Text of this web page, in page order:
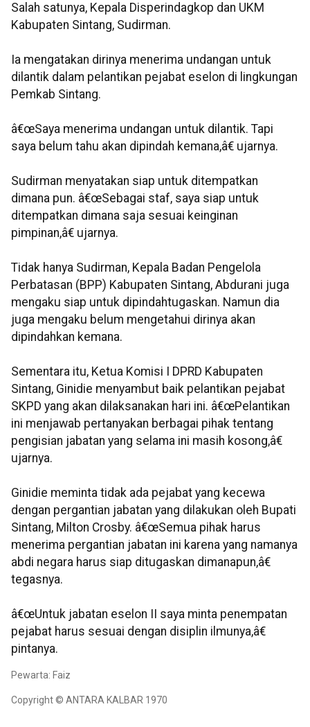
Salah satunya, Kepala Disperindagkop dan UKM
Kabupaten Sintang, Sudirman.
Ia mengatakan dirinya menerima undangan untuk
dilantik dalam pelantikan pejabat eselon di lingkungan
Pemkab Sintang.
â€œSaya menerima undangan untuk dilantik. Tapi
saya belum tahu akan dipindah kemana,â€ ujarnya.
Sudirman menyatakan siap untuk ditempatkan
dimana pun. â€œSebagai staf, saya siap untuk
ditempatkan dimana saja sesuai keinginan
pimpinan,â€ ujarnya.
Tidak hanya Sudirman, Kepala Badan Pengelola
Perbatasan (BPP) Kabupaten Sintang, Abdurani juga
mengaku siap untuk dipindahtugaskan. Namun dia
juga mengaku belum mengetahui dirinya akan
dipindahkan kemana.
Sementara itu, Ketua Komisi I DPRD Kabupaten
Sintang, Ginidie menyambut baik pelantikan pejabat
SKPD yang akan dilaksanakan hari ini. â€œPelantikan
ini menjawab pertanyakan berbagai pihak tentang
pengisian jabatan yang selama ini masih kosong,â€
ujarnya.
Ginidie meminta tidak ada pejabat yang kecewa
dengan pergantian jabatan yang dilakukan oleh Bupati
Sintang, Milton Crosby. â€œSemua pihak harus
menerima pergantian jabatan ini karena yang namanya
abdi negara harus siap ditugaskan dimanapun,â€
tegasnya.
â€œUntuk jabatan eselon II saya minta penempatan
pejabat harus sesuai dengan disiplin ilmunya,â€
pintanya.
Pewarta: Faiz
Copyright © ANTARA KALBAR 1970